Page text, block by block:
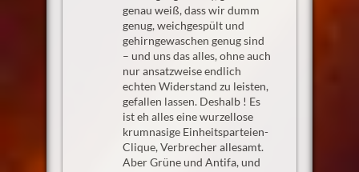
genau weiß, dass wir dumm
genug, weichgespült und
gehirngewaschen genug sind
– und uns das alles, ohne auch
nur ansatzweise endlich
echten Widerstand zu leisten,
gefallen lassen. Deshalb ! Es
ist eh alles eine wurzellose
krumnasige Einheitsparteien-
Clique, Verbrecher allesamt.
Aber Grüne und Antifa, und